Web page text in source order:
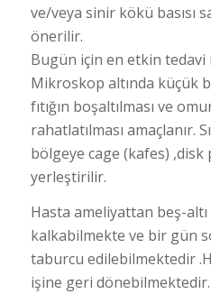
ve/veya sinir kökü basısı
önerilir.
Bugün için en etkin
Mikroskop altında küçük
fıtığın boşaltılması ve
rahatlatılması amaçlanır.
bölgeye cage (kafes)
yerleştirilir.
Hasta ameliyattan beş-
kalkabilmekte ve bir gün
taburcu edilebilmektedir
işine geri dönebilmektedir.